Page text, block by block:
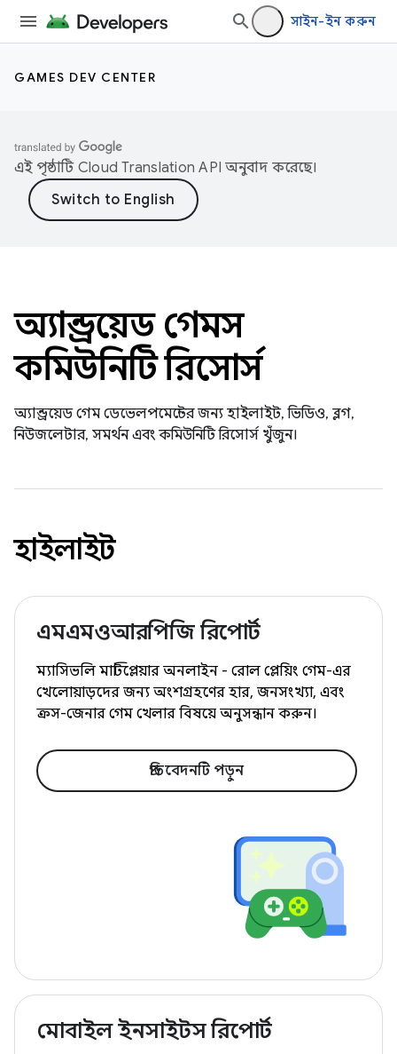
সাইন-ইন করুন
GAMES DEV CENTER
এই পৃষ্ঠাটি Cloud Translation API অনুবাদ করেছে।
অ্যান্ড্রয়েড গেমস
কমিউনিটি রিসোর্স
অ্যান্ড্রয়েড গেম ডেভেলপমেন্টের জন্য হাইলাইট, ভিডিও, ব্লগ,
নিউজলেটার, সমর্থন এবং কমিউনিটি রিসোর্স খুঁজুন।
হাইলাইট
এমএমওআরপিজি রিপোর্ট
ম্যাসিভলি মাল্টিপ্লেয়ার অনলাইন - রোল প্লেয়িং গেম-এর
খেলোয়াড়দের জন্য অংশগ্রহণের হার, জনসংখ্যা, এবং
ক্রস-জেনার গেম খেলার বিষয়ে অনুসন্ধান করুন।
প্রতিবেদনটি পড়ুন
মোবাইল ইনসাইটস রিপোর্ট